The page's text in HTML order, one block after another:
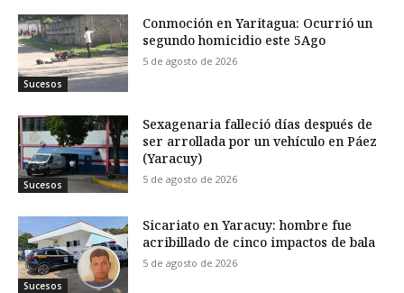
Sucesos
Conmoción en Yaritagua: Ocurrió un
segundo homicidio este 5Ago
5 de agosto de 2026
Sucesos
Sexagenaria falleció días después de
ser arrollada por un vehículo en Páez
(Yaracuy)
5 de agosto de 2026
Sucesos
Sicariato en Yaracuy: hombre fue
acribillado de cinco impactos de bala
5 de agosto de 2026